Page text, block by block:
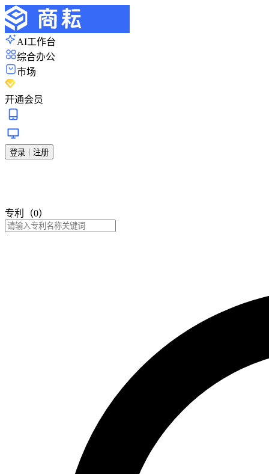
AI工作台
综合办公
市场
开通会员
登录｜注册
专利（0）